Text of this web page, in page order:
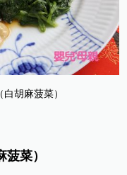
胡麻菠菜）
菜）